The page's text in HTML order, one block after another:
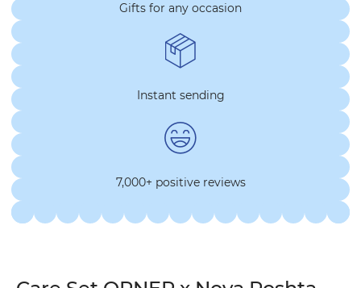
Gifts for any occasion
Instant sending
7,000+ positive reviews